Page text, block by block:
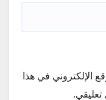
الإلكتروني في هذا
تعليقي.